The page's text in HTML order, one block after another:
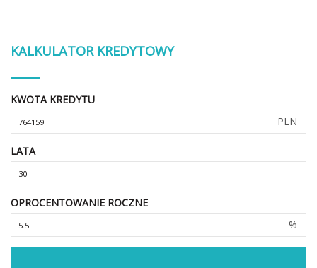
KALKULATOR KREDYTOWY
KWOTA KREDYTU
PLN
LATA
OPROCENTOWANIE ROCZNE
%